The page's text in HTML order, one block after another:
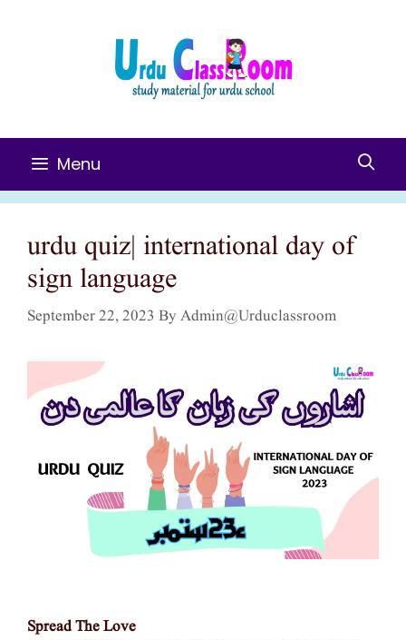
Menu
urdu quiz| international day of
sign language
September 22, 2023 ByAdmin@urduclassroom
Spread The Love